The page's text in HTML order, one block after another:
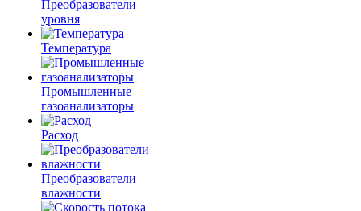
Преобразователи
уровня
Температура
Промышленные
газоанализаторы
Расход
Преобразователи
влажности